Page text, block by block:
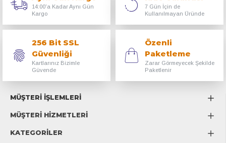
14:00'a Kadar Aynı Gün
Kargo
7 Gün İçin de
Kullanılmayan Üründe
256 Bit SSL
Güvenliği
Kartlarınız Bizimle
Güvende
Özenli
Paketleme
Zarar Görmeyecek Şekilde
Paketlenir
MÜŞTERİ İŞLEMLERİ
MÜŞTERİ HİZMETLERİ
KATEGORİLER